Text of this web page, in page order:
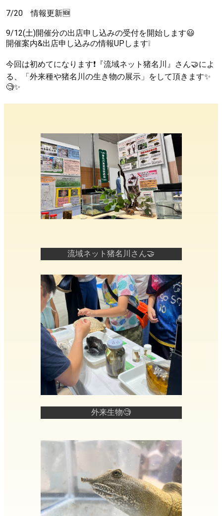
7/20 情報更新🆕
9/12(土)開催分の出店申し込みの受付を開始します😃
開催案内&出店申し込みの情報UPします❕
今回は初めてになります❗『流域ネット猪名川』さん🤝によ
る、「外来種や猪名川の生き物の展示」をして頂きます✨
🧐✨
流域ネット猪名川さん🤝
外来生物🧐